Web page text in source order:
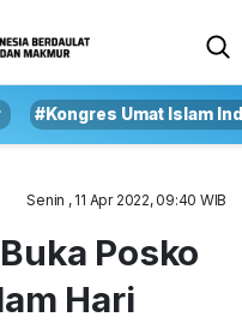
#Kongres Umat Islam
Senin , 11 Apr 2022, 09:40 WIB
Posko
Hari